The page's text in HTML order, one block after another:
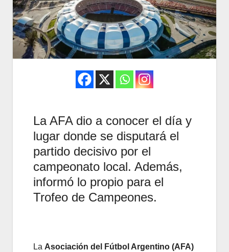
La AFA dio a conocer el día y
lugar donde se disputará el
partido decisivo por el
campeonato local. Además,
informó lo propio para el
Trofeo de Campeones.
La Asociación del Fútbol Argentino (AFA)